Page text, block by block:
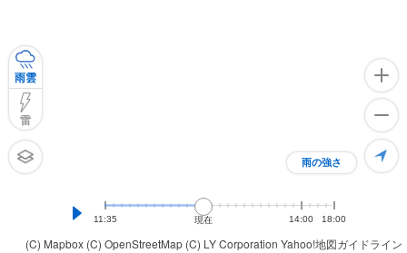
(C) Mapbox (C) OpenStreetMap (C) LY Corporation Yahoo!地図ガイドライン
雨の強さ
雨雲
雷
11:35 現在 14:00 18:00